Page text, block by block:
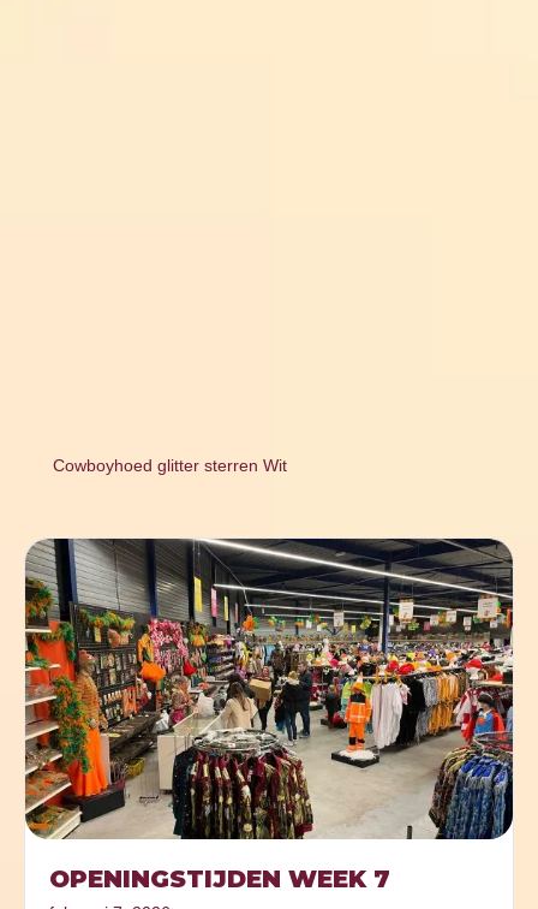
Cowboyhoed glitter sterren Wit
OPENINGSTIJDEN WEEK 7